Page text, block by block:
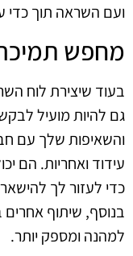
ועם השראה תוך
מחפש
בעוד שיצירת לוח
גם להיות מועיל
והשאיפות שלך עם
עידוד ואחריות. הם
כדי לעזור לך
בנוסף, שיתוף
למהנה ומספק יותר.